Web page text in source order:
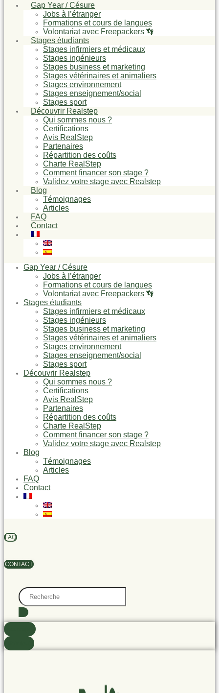
Gap Year / Césure
Jobs à l’étranger
Formations et cours de langues
Volontariat avec Freepackers 👣
Stages étudiants
Stages infirmiers et médicaux
Stages ingénieurs
Stages business et marketing
Stages vétérinaires et animaliers
Stages environnement
Stages enseignement/social
Stages sport
Découvrir Realstep
Qui sommes nous ?
Certifications
Avis RealStep
Partenaires
Répartition des coûts
Charte RealStep
Comment financer son stage ?
Validez votre stage avec Realstep
Blog
Témoignages
Articles
FAQ
Contact
Gap Year / Césure
Jobs à l’étranger
Formations et cours de langues
Volontariat avec Freepackers 👣
Stages étudiants
Stages infirmiers et médicaux
Stages ingénieurs
Stages business et marketing
Stages vétérinaires et animaliers
Stages environnement
Stages enseignement/social
Stages sport
Découvrir Realstep
Qui sommes nous ?
Certifications
Avis RealStep
Partenaires
Répartition des coûts
Charte RealStep
Comment financer son stage ?
Validez votre stage avec Realstep
Blog
Témoignages
Articles
FAQ
Contact
FAQ
CONTACT
Search
...